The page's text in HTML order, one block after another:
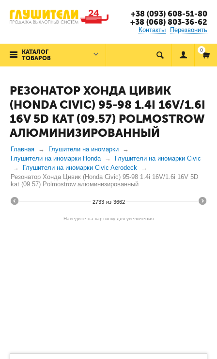
+38 (093) 608-51-80
+38 (068) 803-36-62
Контакты Перезвонить
КАТАЛОГ
ТОВАРОВ
0
РЕЗОНАТОР ХОНДА ЦИВИК
(HONDA CIVIC) 95-98 1.4I 16V/1.6I
16V 5D KAT (09.57) POLMOSTROW
АЛЮМИНИЗИРОВАННЫЙ
Главная
Глушители на иномарки
Глушители на иномарки Honda
Глушители на иномарки Civic
Глушители на иномарки Civic Aerodeck
Резонатор Хонда Цивик (Honda Civic) 95-98 1.4i 16V/1.6i 16V 5D
kat (09.57) Polmostrow алюминизированный
2733 из 3662
Наведите на картинку для увеличения